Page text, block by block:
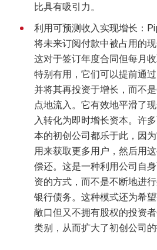
比具有吸引力。
利用可预测收入实现增长：
将未来订阅付款中被占用的现
这对于签订年度合同但每月
特别有用，它们可以提前通
并将其再投资于增长，而不
点地流入。它有效地平滑了
入转化为即时增长资本。许
本的初创公司都乐于此，因
用来获取更多用户，然后用
偿还。这是一种利用公司自
资的方式，而不是不断地进
银行债务。这种模式还为希
敞口但又不拥有股权的投资
类别，从而扩大了初创公司的